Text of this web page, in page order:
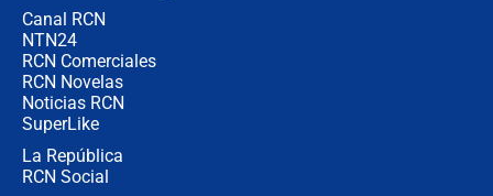
Canal RCN
NTN24
RCN Comerciales
RCN Novelas
Noticias RCN
SuperLike
La República
RCN Social